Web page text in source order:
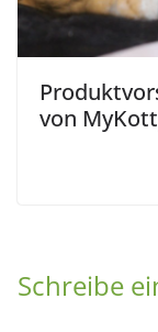
von
Schreibe